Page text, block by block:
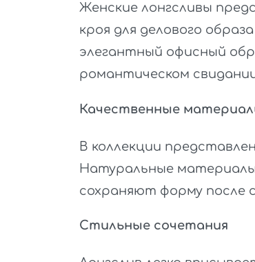
Женские лонгсливы
кроя для делового
элегантный офисный
романтическом
Качественные
В коллекции
Натуральные
сохраняют форму после
Стильные сочетания